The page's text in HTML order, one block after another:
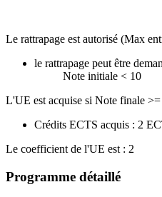
Le rattrapage est autorisé (Max
le rattrapage peut être
Note initiale < 10
L'UE est acquise si Note finale
Crédits ECTS acquis : 2
Le coefficient de l'UE est : 2
Programme détaillé